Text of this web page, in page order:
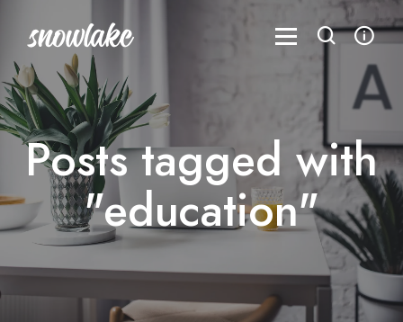
Posts tagged with
"education"